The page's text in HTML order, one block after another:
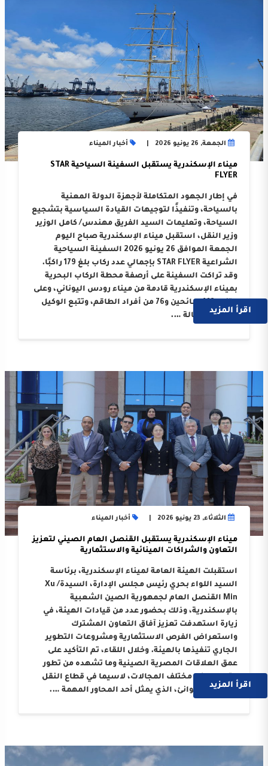
الجمعة, 26 يونيو 2026 أخبار الميناء
ميناء الإسكندرية يستقبل السفينة السياحية STAR
FLYER
في إطار الجهود المتكاملة لأجهزة الدولة المعنية
بالسياحة، وتنفيذًا لتوجيهات القيادة السياسية بتشجيع
السياحة، وتعليمات السيد الفريق مهندس/ كامل الوزير
وزير النقل، استقبل ميناء الإسكندرية صباح اليوم
الجمعة الموافق 26 يونيو 2026 السفينة السياحية
الشراعية STAR FLYER بإجمالي عدد ركاب بلغ 179 راكبًا.
وقد تراكت السفينة على أرصفة محطة الركاب البحرية
بميناء الإسكندرية قادمة من ميناء رودس اليوناني، وعلى
متنها 103 سائحين و76 من أفراد الطاقم، وتتبع الوكيل
الملاحي “وكالة ….
اقرأ المزيد
الثلاثاء, 23 يونيو 2026 أخبار الميناء
ميناء الإسكندرية يستقبل القنصل العام الصيني لتعزيز
التعاون والشراكات المينائية والاستثمارية
استقبلت الهيئة العامة لميناء الإسكندرية، برئاسة
السيد اللواء بحري رئيس مجلس الإدارة، السيدة/ Xu
Min القنصل العام لجمهورية الصين الشعبية
بالإسكندرية، وذلك بحضور عدد من قيادات الهيئة، في
زيارة استهدفت تعزيز آفاق التعاون المشترك
واستعراض الفرص الاستثمارية ومشروعات التطوير
الجاري تنفيذها بالهيئة. وخلال اللقاء، تم التأكيد على
عمق العلاقات المصرية الصينية وما تشهده من تطور
متواصل في مختلف المجالات، لاسيما في قطاع النقل
البحري والموانئ، الذي يمثل أحد المحاور المهمة ….
اقرأ المزيد